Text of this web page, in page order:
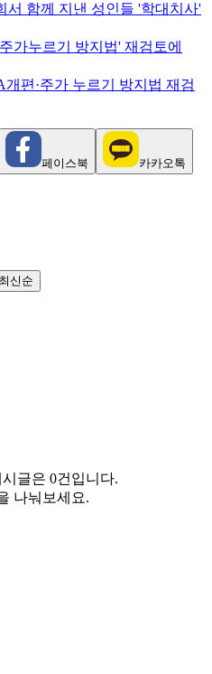
서 함께 지낸 성인들 '학대치사'
가누르기 방지법' 재검토에
편·주가 누르기 방지법 재검
페이스북 카카오톡
최신순
글은 0건입니다.
나눠보세요.